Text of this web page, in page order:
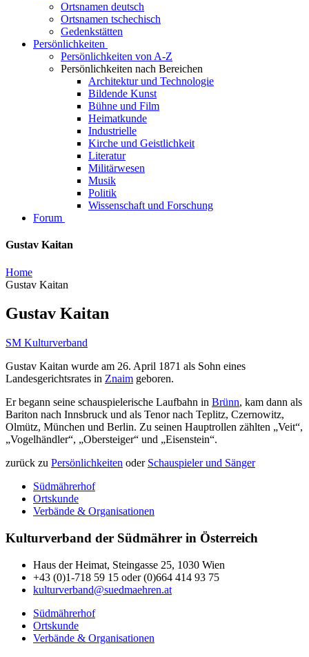
Ortsnamen deutsch
Ortsnamen tschechisch
Gedenkstätten
Persönlichkeiten
Persönlichkeiten von A-Z
Persönlichkeiten nach Bereichen
Architektur und Technologie
Bildende Kunst
Bühne und Film
Heimatkunde
Industrielle
Kirche und Geistlichkeit
Literatur
Militärwesen
Musik
Politik
Wissenschaft und Forschung
Forum
Gustav Kaitan
Home
Gustav Kaitan
Gustav Kaitan
SM Kulturverband
Gustav Kaitan wurde am 26. April 1871 als Sohn eines
Landesgerichtsrates in Znaim geboren.
Er begann seine schauspielerische Laufbahn in Brünn, kam dann als
Bariton nach Innsbruck und als Tenor nach Teplitz, Czernowitz,
Olmütz, München und Berlin. Zu seinen Hauptrollen zählten „Veit“,
„Vogelhändler“, „Obersteiger“ und „Eisenstein“.
zurück zu Persönlichkeiten oder Schauspieler und Sänger
Südmährerhof
Ortskunde
Verbände & Organisationen
Kulturverband der Südmährer in Österreich
Haus der Heimat, Steingasse 25, 1030 Wien
+43 (0)1-718 59 15 oder (0)664 414 93 75
kulturverband@suedmaehren.at
Südmährerhof
Ortskunde
Verbände & Organisationen